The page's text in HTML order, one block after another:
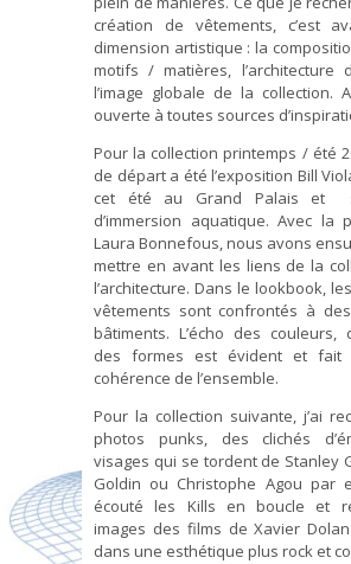
création de vêtements, c’est
dimension artistique : la
motifs / matières, l’architecture
l’image globale de la collection.
ouverte à toutes sources
Pour la collection printemps / été
de départ a été l’exposition Bill
cet été au Grand Palais et
d’immersion aquatique. Avec la
Laura Bonnefous, nous avons
mettre en avant les liens de la
l’architecture. Dans le lookbook,
vêtements sont confrontés à
bâtiments. L’écho des couleurs,
des formes est évident et fait
cohérence de l’ensemble.
Pour la collection suivante, j’ai
photos punks, des clichés
visages qui se tordent de Stanley
Goldin ou Christophe Agou par
écouté les Kills en boucle et
images des films de Xavier
dans une esthétique plus rock et